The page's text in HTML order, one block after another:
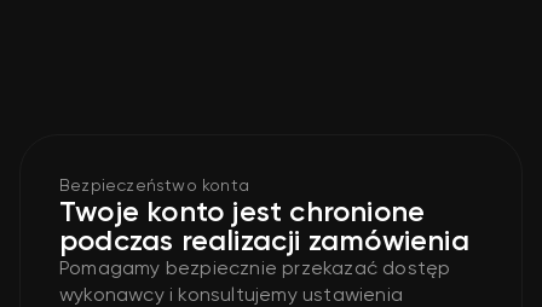
Bezpieczeństwo konta
Twoje konto jest chronione
podczas realizacji zamówienia
Pomagamy bezpiecznie przekazać dostęp
wykonawcy i konsultujemy ustawienia